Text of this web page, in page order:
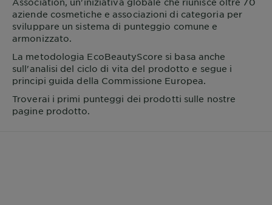
aziende cosmetiche e associazioni di categoria per
sviluppare un sistema di punteggio comune e
armonizzato.
La metodologia EcoBeautyScore si basa anche
sull'analisi del ciclo di vita del prodotto e segue i
principi guida della Commissione Europea.
Troverai i primi punteggi dei prodotti sulle nostre
pagine prodotto.